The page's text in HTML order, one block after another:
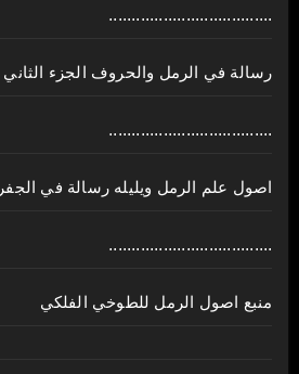
....................................
رسالة في الرمل والحروف الجزء الثاني
....................................
اصول علم الرمل ويليله رسالة في الجفر
....................................
منبع اصول الرمل للطوخي الفلكي